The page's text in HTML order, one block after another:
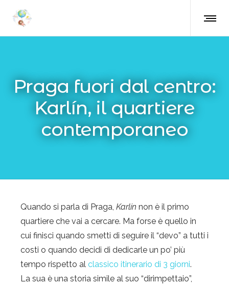
Praga fuori dal centro:
Karlín, il quartiere
contemporaneo
Quando si parla di Praga, Karlín non è il primo
quartiere che vai a cercare. Ma forse è quello in
cui finisci quando smetti di seguire il “devo” a tutti i
costi o quando decidi di dedicarle un po’ più
tempo rispetto al classico itinerario di 3 giorni.
La sua è una storia simile al suo “dirimpettaio”,